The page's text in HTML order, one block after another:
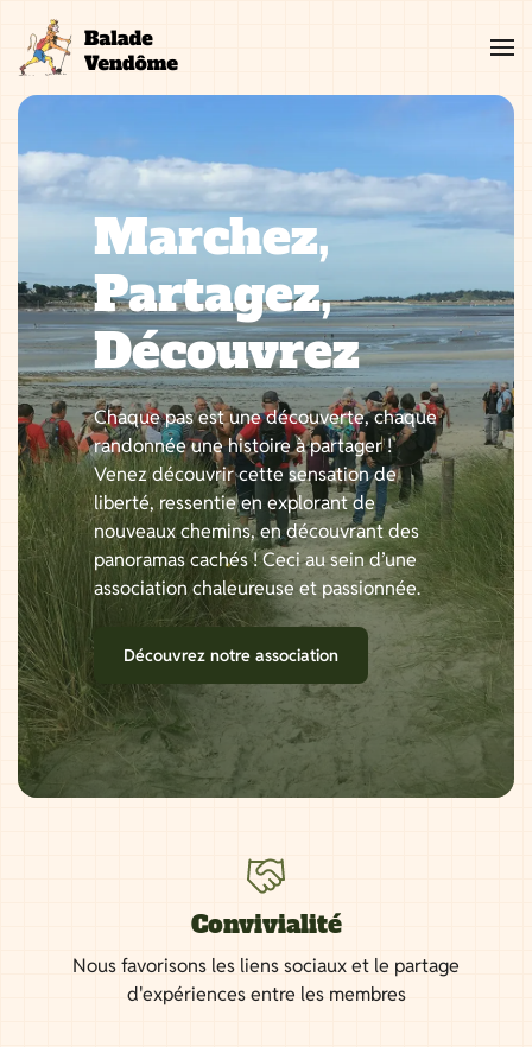
contenu
Marchez,
Partagez,
Découvrez
Chaque pas est une découverte, chaque
randonnée une histoire à partager !
Venez découvrir cette sensation de
liberté, ressentie en explorant de
nouveaux chemins, en découvrant des
panoramas cachés ! Ceci au sein d’une
association chaleureuse et passionnée.
Découvrez notre association
Convivialité
Nous favorisons les liens sociaux et le partage
d'expériences entre les membres